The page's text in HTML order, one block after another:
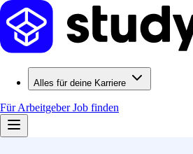
Alles für deine Karriere
Für ArbeitgeberJob finden